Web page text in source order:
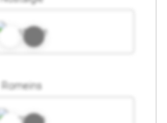
Romeins